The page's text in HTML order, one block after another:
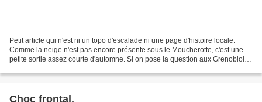
Petit article qui n'est ni un topo d'escalade ni une page d'histoire locale.
Comme la neige n'est pas encore présente sous le Moucherotte, c'est une
petite sortie assez courte d'automne. Si on pose la question aux Grenoblois
Choc frontal.